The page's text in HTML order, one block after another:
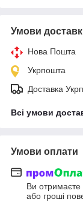
Умови
Нова Пошта
Укрпошта
Доставка
Всі умови
Умови оплати
Ви
або гроші